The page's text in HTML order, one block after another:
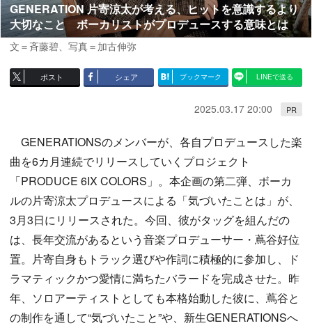
GENERATION 片寄涼太が考える、ヒットを意識するより
大切なこと ボーカリストがプロデュースする意味とは
文＝斉藤碧、 写真＝加古伸弥
ポスト シェア ブックマーク LINEで送る
2025.03.17 20:00 PR
GENERATIONSのメンバーが、各自プロデュースした楽
曲を6カ月連続でリリースしていくプロジェクト
「PRODUCE 6IX COLORS」。本企画の第二弾、ボーカ
ルの片寄涼太プロデュースによる「気づいたことは」が、
3月3日にリリースされた。今回、彼がタッグを組んだの
は、長年交流があるという音楽プロデューサー・蔦谷好位
置。片寄自身もトラック選びや作詞に積極的に参加し、ド
ラマティックかつ愛情に満ちたバラードを完成させた。昨
年、ソロアーティストとしても本格始動した彼に、蔦谷と
の制作を通して“気づいたこと”や、新生GENERATIONSへ